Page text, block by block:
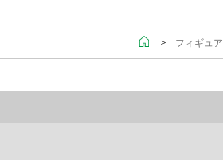
＞ フィギュア